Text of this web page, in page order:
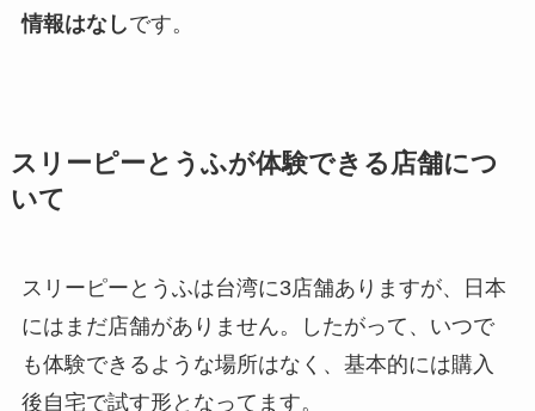
情報はなしです。
スリーピーとうふが体験できる店舗につ
いて
スリーピーとうふは台湾に3店舗ありますが、日本
にはまだ店舗がありません。したがって、いつで
も体験できるような場所はなく、基本的には購入
後自宅で試す形となってます。